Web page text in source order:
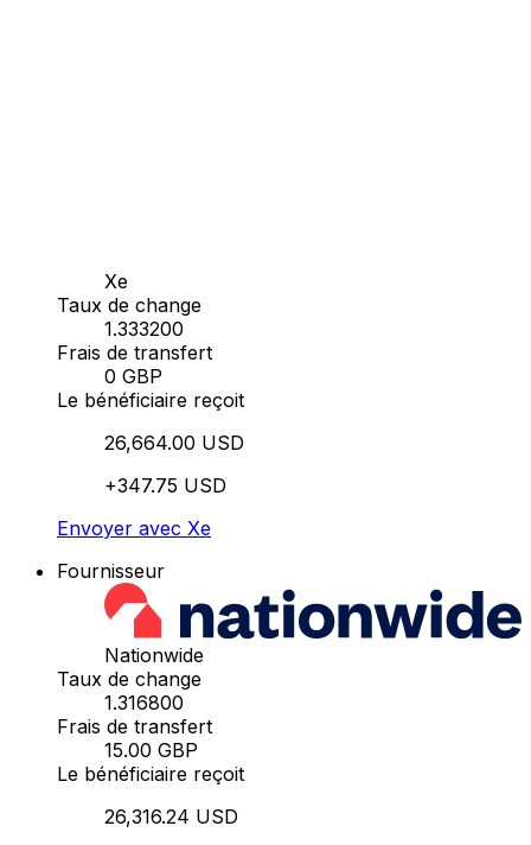
Xe
Taux de change
1.333200
Frais de transfert
0 GBP
Le bénéficiaire reçoit
26,664.00 USD
+347.75 USD
Envoyer avec Xe
Fournisseur
Nationwide
Taux de change
1.316800
Frais de transfert
15.00 GBP
Le bénéficiaire reçoit
26,316.24 USD